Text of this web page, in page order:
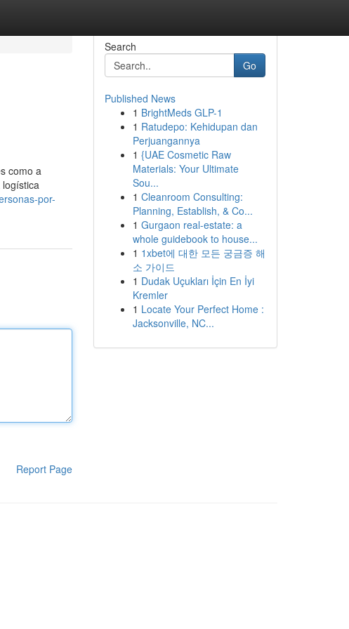
como a
por-
Report Page
Search
Go
Published News
1 BrightMeds GLP-1
1 Ratudepo: Kehidupan dan
Perjuangannya
1 {UAE Cosmetic Raw
Materials: Your Ultimate
Sou...
1 Cleanroom Consulting:
Planning, Establish, & Co...
1 Gurgaon real-estate: a
whole guidebook to house...
1 1xbet에 대한 모든 궁금증 해
소 가이드
1 Dudak Uçukları İçin En İyi
Kremler
1 Locate Your Perfect Home :
Jacksonville, NC...